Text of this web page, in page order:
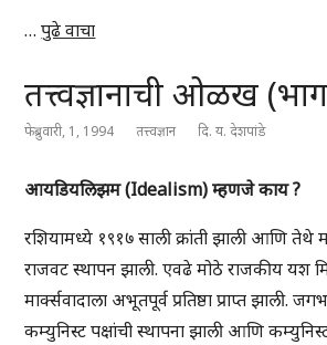
…पुढे वाचा
तत्त्वज्ञानाची ओळख
फेब्रुवारी, 1, 1994 तत्त्वज्ञान दि. य. देशपांडे
आयडियलिझम (Idealism) म्हणजे काय ?
रशियामध्ये १९१७ साली क्रांती झाली आणि तेथे
राजवट स्थापन झाली. एवढे मोठे राजकीय यश
मार्क्सवादाला अभूतपूर्व प्रतिष्ठा प्राप्त झाली.
कम्युनिस्ट पक्षांची स्थापना झाली आणि